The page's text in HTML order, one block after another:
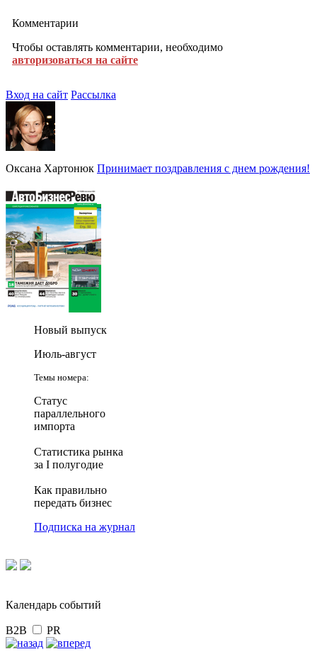
Комментарии
Чтобы оставлять комментарии, необходимо
авторизоваться на сайте
Вход на сайт Рассылка
Оксана Хартонюк Принимает поздравления с днем рождения!
Новый выпуск
Июль-август
Темы номера:
Статус
параллельного
импорта
Статистика рынка
за I полугодие
Как правильно
передать бизнес
Подписка на журнал
Календарь событий
B2B PR